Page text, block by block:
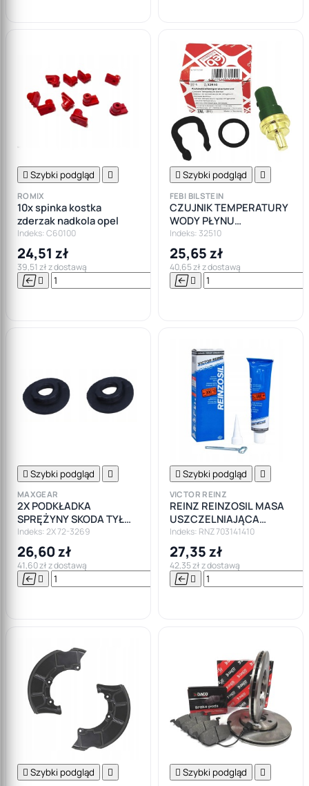
 Szybki podgląd 
ROMIX
10x spinka kostka
zderzak nadkola opel
Indeks: C60100
24,51 zł
39,51 zł z dostawą
  

 Szybki podgląd 
FEBI BILSTEIN
CZUJNIK TEMPERATURY
WODY PŁYNU
CHŁODZĄCEGO OWAL
AUDI SEAT SKODA VW 1.9
TDI
Indeks: 32510
25,65 zł
40,65 zł z dostawą
 
 Szybki podgląd 
MAXGEAR
2X PODKŁADKA
SPRĘŻYNY SKODA TYŁ
OCTAVIA II/ VW GOLF V-
VI/SEAT DOLNA
Indeks: 2X 72-3269
26,60 zł
41,60 zł z dostawą
  

 Szybki podgląd 
VICTOR REINZ
REINZ REINZOSIL MASA
USZCZELNIAJĄCA
SZARA KLEJ 70M
Indeks: RNZ 703141410
27,35 zł
42,35 zł z dostawą
 
 Szybki podgląd   Szybki podgląd 